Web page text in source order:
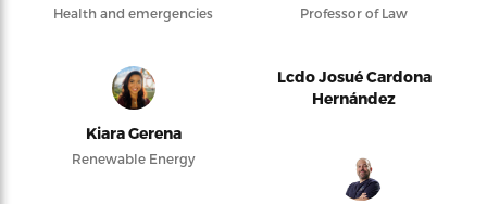
Health and emergencies Professor of Law
Kiara Gerena
Renewable Energy
Lcdo Josué Cardona
Hernández